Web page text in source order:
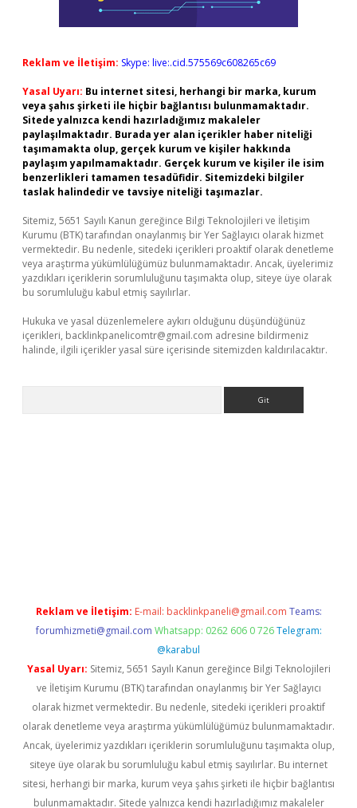
Reklam ve İletişim: Skype: live:.cid.575569c608265c69
Yasal Uyarı: Bu internet sitesi, herhangi bir marka, kurum
veya şahıs şirketi ile hiçbir bağlantısı bulunmamaktadır.
Sitede yalnızca kendi hazırladığımız makaleler
paylaşılmaktadır. Burada yer alan içerikler haber niteliği
taşımamakta olup, gerçek kurum ve kişiler hakkında
paylaşım yapılmamaktadır. Gerçek kurum ve kişiler ile isim
benzerlikleri tamamen tesadüfidir. Sitemizdeki bilgiler
taslak halindedir ve tavsiye niteliği taşımazlar.
Sitemiz, 5651 Sayılı Kanun gereğince Bilgi Teknolojileri ve İletişim
Kurumu (BTK) tarafından onaylanmış bir Yer Sağlayıcı olarak hizmet
vermektedir. Bu nedenle, sitedeki içerikleri proaktif olarak denetleme
veya araştırma yükümlülüğümüz bulunmamaktadır. Ancak, üyelerimiz
yazdıkları içeriklerin sorumluluğunu taşımakta olup, siteye üye olarak
bu sorumluluğu kabul etmiş sayılırlar.
Hukuka ve yasal düzenlemelere aykırı olduğunu düşündüğünüz
içerikleri, backlinkpanelicomtr@gmail.com adresine bildirmeniz
halinde, ilgili içerikler yasal süre içerisinde sitemizden kaldırılacaktır.
Reklam ve İletişim: E-mail: backlinkpaneli@gmail.com Teams:
forumhizmeti@gmail.com Whatsapp: 0262 606 0 726 Telegram:
@karabul
Yasal Uyarı: Sitemiz, 5651 Sayılı Kanun gereğince Bilgi Teknolojileri
ve İletişim Kurumu (BTK) tarafından onaylanmış bir Yer Sağlayıcı
olarak hizmet vermektedir. Bu nedenle, sitedeki içerikleri proaktif
olarak denetleme veya araştırma yükümlülüğümüz bulunmamaktadır.
Ancak, üyelerimiz yazdıkları içeriklerin sorumluluğunu taşımakta olup,
siteye üye olarak bu sorumluluğu kabul etmiş sayılırlar. Bu internet
sitesi, herhangi bir marka, kurum veya şahıs şirketi ile hiçbir bağlantısı
bulunmamaktadır. Sitede yalnızca kendi hazırladığımız makaleler